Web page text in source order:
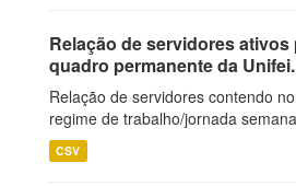
Relação de servidores
quadro permanente da Unifei.
Relação de servidores contendo
regime de trabalho/jornada
CSV